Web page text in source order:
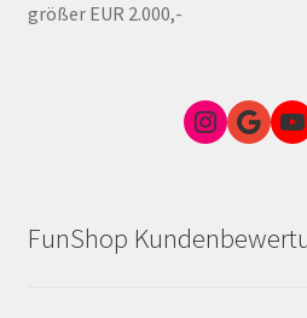
größer EUR 2.000,-
Google Link zum FunShop Wien
FunShop